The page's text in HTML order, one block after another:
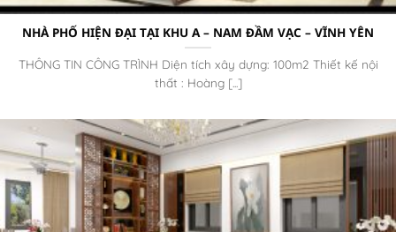
NHÀ PHỐ HIỆN ĐẠI TẠI KHU A – NAM ĐẦM VẠC – VĨNH YÊN
THÔNG TIN CÔNG TRÌNH Diện tích xây dựng: 100m2 Thiết kế nội
thất : Hoàng [...]